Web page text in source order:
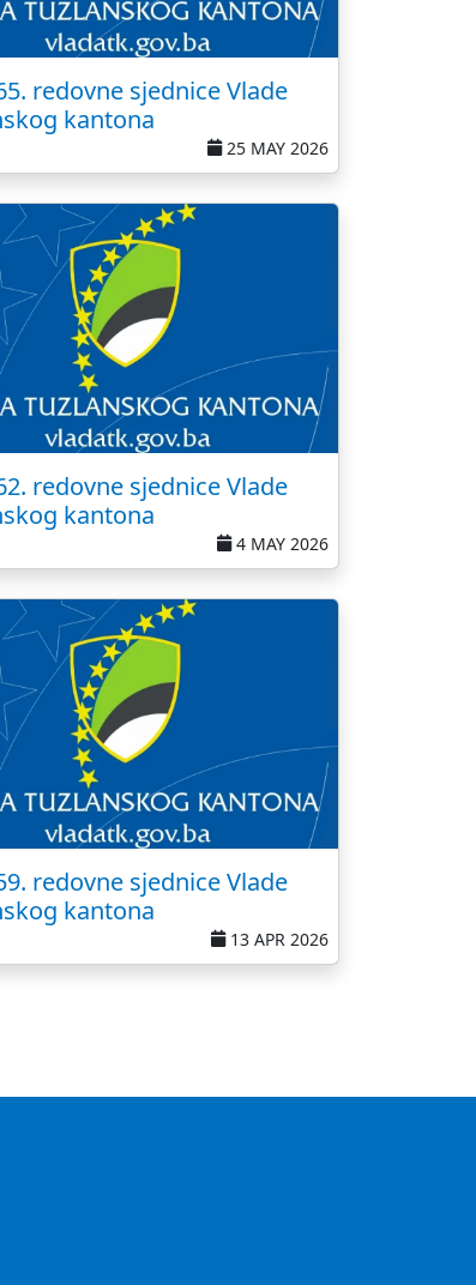
redovne sjednice Vlade
kantona
25 MAY 2026
redovne sjednice Vlade
kantona
4 MAY 2026
redovne sjednice Vlade
kantona
13 APR 2026